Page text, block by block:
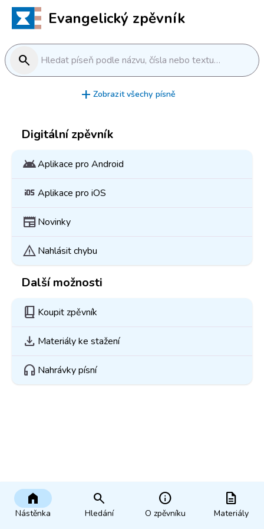
home
Nástěnka
search
Hledání
info
O zpěvníku
description
Materiály
Evangelický zpěvník
search Hledat píseň podle názvu, čísla nebo textu…
add Zobrazit všechy písně
Digitální zpěvník
androidAplikace pro Android
ios Aplikace pro iOS
newspaper Novinky
warningNahlásit chybu
Další možnosti
book_2 Koupit zpěvník
download Materiály ke stažení
headphones Nahrávky písní